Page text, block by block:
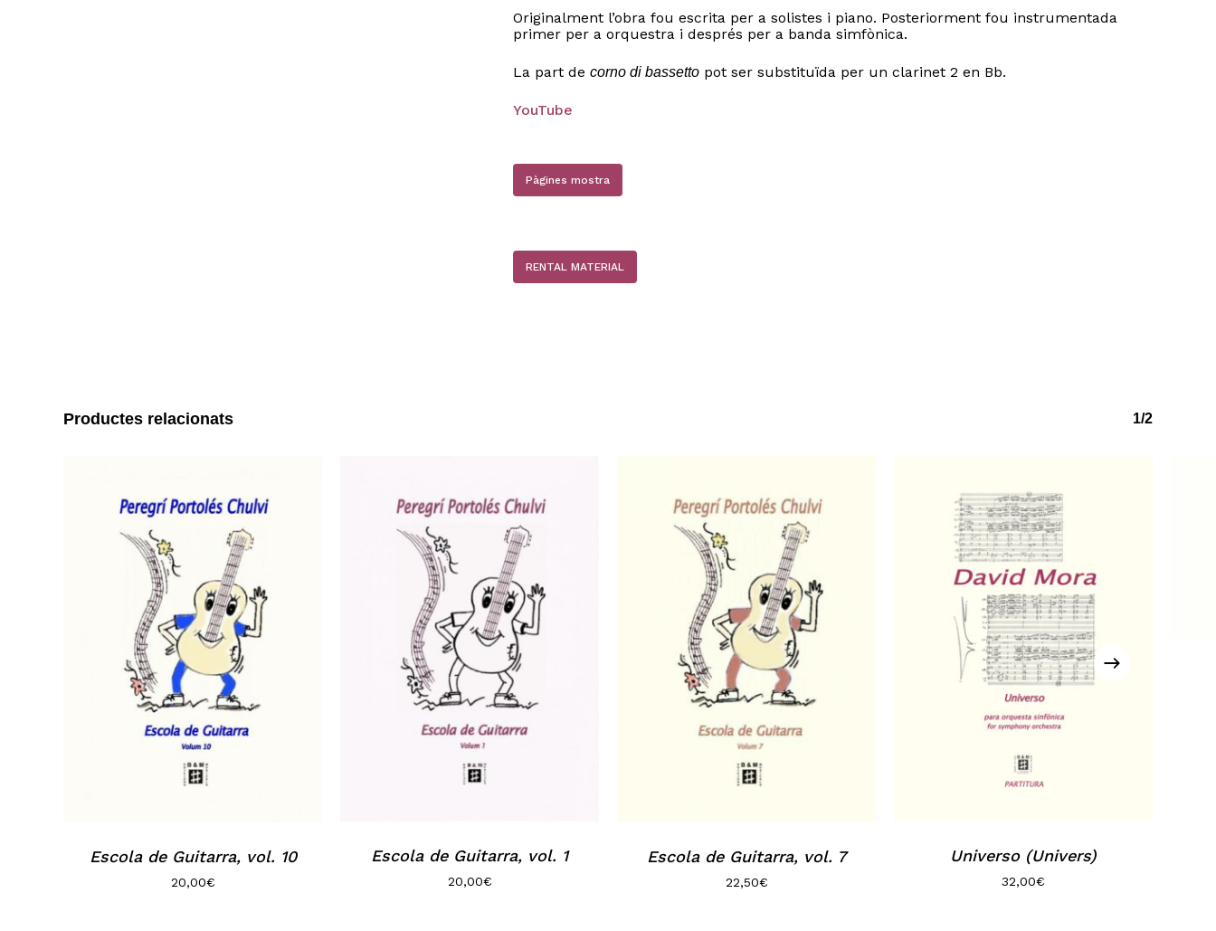
Originalment l’obra fou escrita per a solistes i piano. Posteriorment fou instrumentada
primer per a orquestra i després per a banda simfònica.
La part de corno di bassettopot ser substituïda per un clarinet 2 en Bb.
YouTube
Pàgines mostra
RENTAL MATERIAL
Productes relacionats 1/2
Escola de Guitarra, vol. 10
20,00€
Escola de Guitarra, vol. 1
20,00€
Escola de Guitarra, vol. 7
22,50€
Universo (Univers)
32,00€